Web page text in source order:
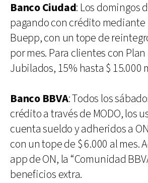
Banco Ciudad: Los domingos
pagando con crédito mediante
Buepp, con un tope de
por mes. Para clientes con
Jubilados, 15% hasta $ 15.000
Banco BBVA: Todos los
crédito a través de MODO, los
cuenta sueldo y adheridos a
con un tope de $ 6.000 al mes.
app de ON, la “Comunidad
beneficios extra.